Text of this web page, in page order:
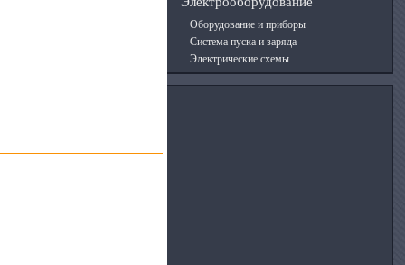
Оборудование и приборы
Система пуска и заряда
Электрические схемы